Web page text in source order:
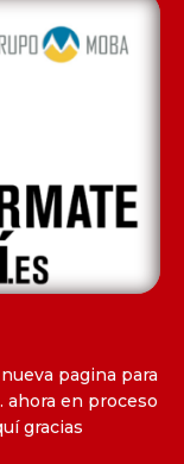
pagina para
ahora en proceso
gracias